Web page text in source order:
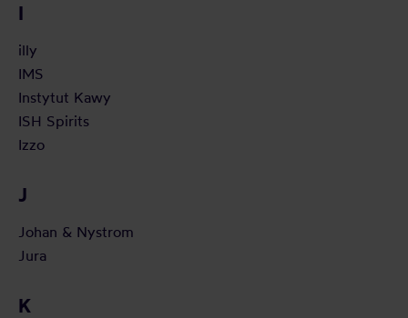
I
illy
IMS
Instytut Kawy
ISH Spirits
Izzo
J
Johan & Nystrom
Jura
K